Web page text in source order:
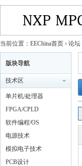
当前位置： EEChina首页 › 论坛
版块导航
技术区
单片机/处理器
FPGA/CPLD
软件编程/OS
电源技术
模拟电子技术
PCB设计